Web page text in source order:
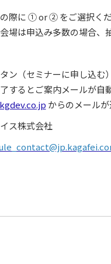
際に ① or ② をご選択くだ
場は申込み多数の場合、
ン（セミナーに申し込む
するとご案内メールが自
からのメール
ス株式会社